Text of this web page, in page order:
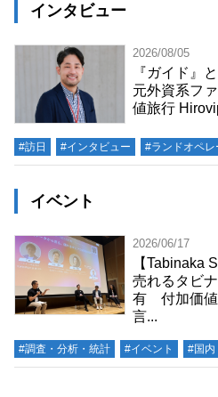
インタビュー
2026/08/05
『ガイド』
元外資系フ
値旅行
#訪日 #インタビュー #ランドオペレ
イベント
2026/06/17
【Tabinaka
売れるタビ
有 付加価値
言...
#調査・分析・統計 #イベント #国内